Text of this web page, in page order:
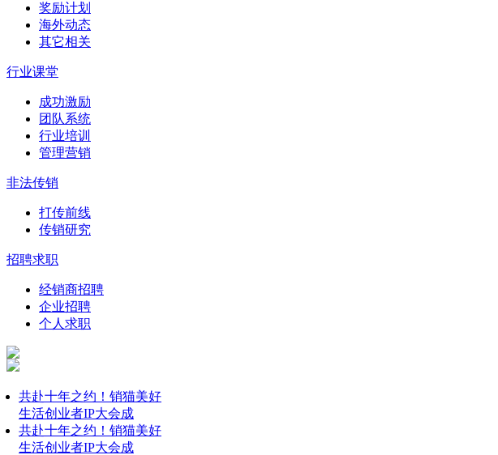
奖励计划
海外动态
其它相关
行业课堂
成功激励
团队系统
行业培训
管理营销
非法传销
打传前线
传销研究
招聘求职
经销商招聘
企业招聘
个人求职
共赴十年之约！销猫美好
生活创业者IP大会成
共赴十年之约！销猫美好
生活创业者IP大会成